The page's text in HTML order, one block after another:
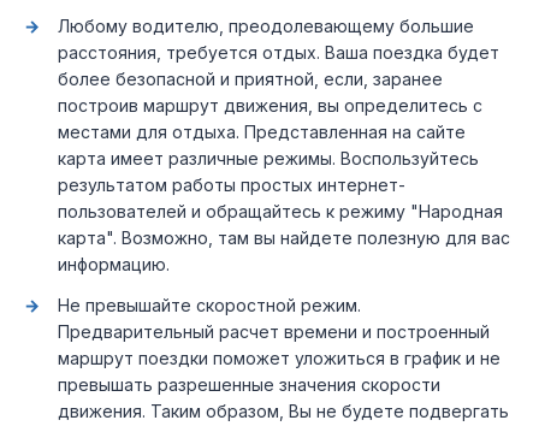
Любому водителю, преодолевающему большие
расстояния, требуется отдых. Ваша поездка будет
более безопасной и приятной, если, заранее
построив маршрут движения, вы определитесь с
местами для отдыха. Представленная на сайте
карта имеет различные режимы. Воспользуйтесь
результатом работы простых интернет-
пользователей и обращайтесь к режиму "Народная
карта". Возможно, там вы найдете полезную для вас
информацию.
Не превышайте скоростной режим.
Предварительный расчет времени и построенный
маршрут поездки поможет уложиться в график и не
превышать разрешенные значения скорости
движения. Таким образом, Вы не будете подвергать